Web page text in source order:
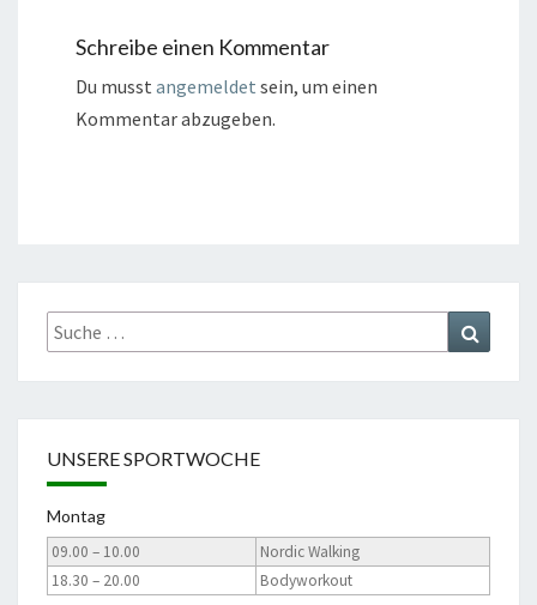
Schreibe einen Kommentar
Du musst angemeldet sein, um einen
Kommentar abzugeben.
Suche
nach:
UNSERE SPORTWOCHE
Montag
09.00 – 10.00
Nordic Walking
18.30 – 20.00
Bodyworkout